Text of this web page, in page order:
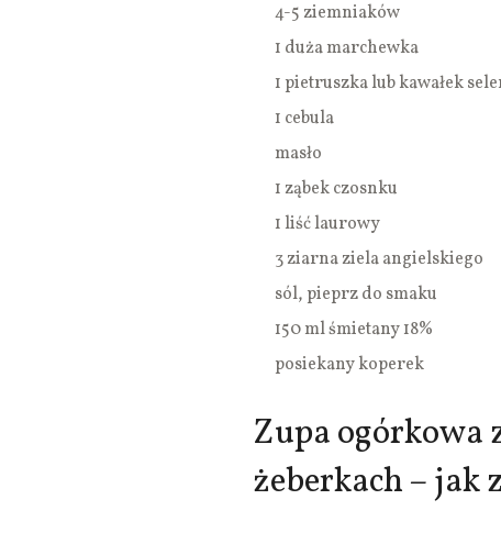
4-5 ziemniaków
1 duża marchewka
1 pietruszka lub kawałek
1 cebula
masło
1 ząbek czosnku
1 liść laurowy
3 ziarna ziela angielskiego
sól, pieprz do smaku
150 ml śmietany 18%
posiekany koperek
Zupa ogórkowa
żeberkach – jak